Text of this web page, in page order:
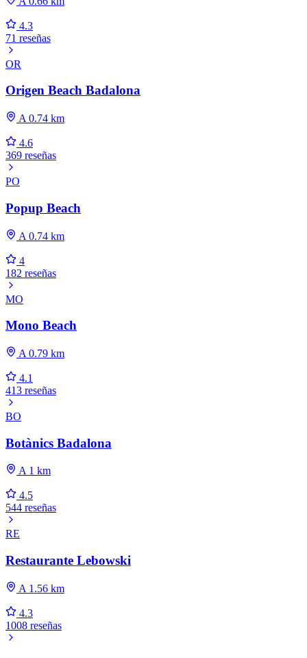
4.3
71 reseñas
OR
Origen Beach Badalona
A 0.74 km
4.6
369 reseñas
PO
Popup Beach
A 0.74 km
4
182 reseñas
MO
Mono Beach
A 0.79 km
4.1
413 reseñas
BO
Botànics Badalona
A 1 km
4.5
544 reseñas
RE
Restaurante Lebowski
A 1.56 km
4.3
1008 reseñas